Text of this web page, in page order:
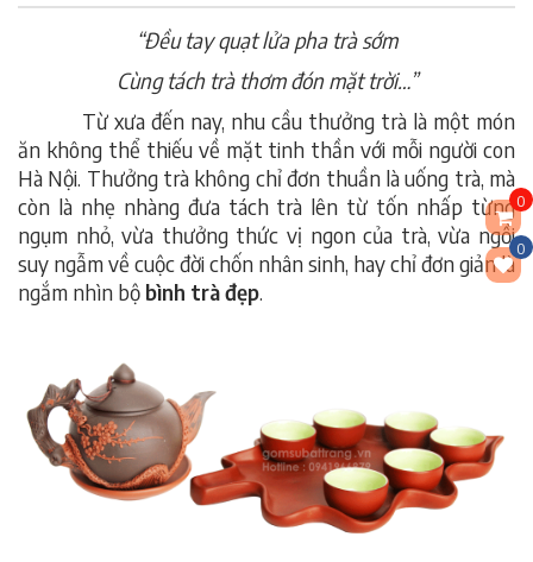
0
0
“Đều tay quạt lửa pha trà sớm
Cùng tách trà thơm đón mặt trời…”
Từ xưa đến nay, nhu cầu thưởng trà là một món
ăn không thể thiếu về mặt tinh thần với mỗi người con
Hà Nội. Thưởng trà không chỉ đơn thuần là uống trà, mà
còn là nhẹ nhàng đưa tách trà lên từ tốn nhấp từng
ngụm nhỏ, vừa thưởng thức vị ngon của trà, vừa ngồi
suy ngẫm về cuộc đời chốn nhân sinh, hay chỉ đơn giản là
ngắm nhìn bộ bình trà đẹp.